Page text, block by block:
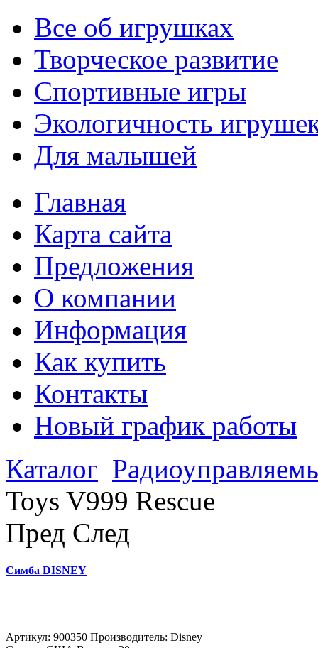
Все об игрушках
Творческое развитие
Спортивные игры
Экологичность
Для малышей
Главная
Карта сайта
Предложения
О компании
Информация
Как купить
Контакты
Новый график работы
Каталог
Toys V999 Rescue
Пред След
Симба DISNEY
Артикул: 900350 Производитель: Disney